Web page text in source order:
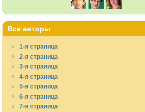
Все авторы
1-я страница
2-я страница
3-я страница
4-я страница
5-я страница
6-я страница
7-я страница